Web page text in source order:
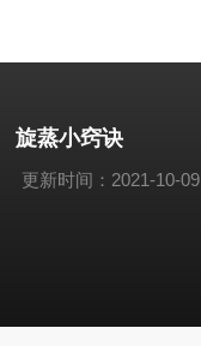
旋蒸小窍诀
更新时间：2021-10-09